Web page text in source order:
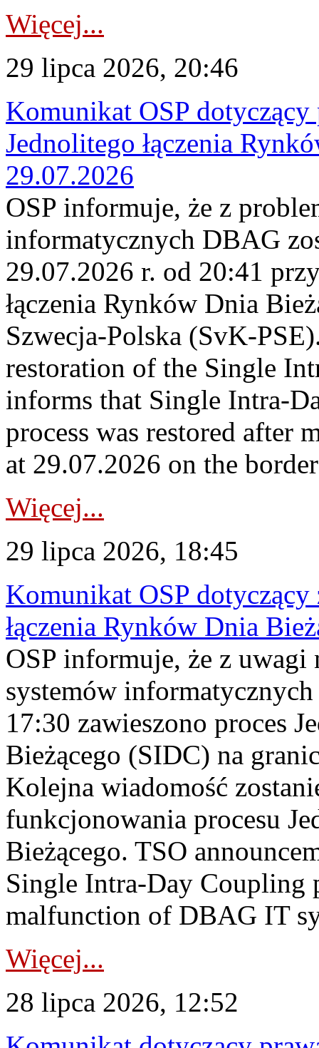
Więcej...
29 lipca 2026, 20:46
Komunikat OSP
Jednolitego łączenia
29.07.2026
OSP informuje, że z
informatycznych DBAG
29.07.2026 r. od 20:41
łączenia Rynków Dnia
Szwecja-Polska (SvK-
restoration of the Single
informs that Single Intra-
process was restored after
at 29.07.2026 on the
Więcej...
29 lipca 2026, 18:45
Komunikat OSP dotyczący
łączenia Rynków Dnia
OSP informuje, że z uwagi
systemów
17:30 zawieszono proces
Bieżącego (SIDC) na
Kolejna wiadomość
funkcjonowania procesu
Bieżącego. TSO
Single Intra-Day Coupling
malfunction of DBAG IT
Więcej...
28 lipca 2026, 12:52